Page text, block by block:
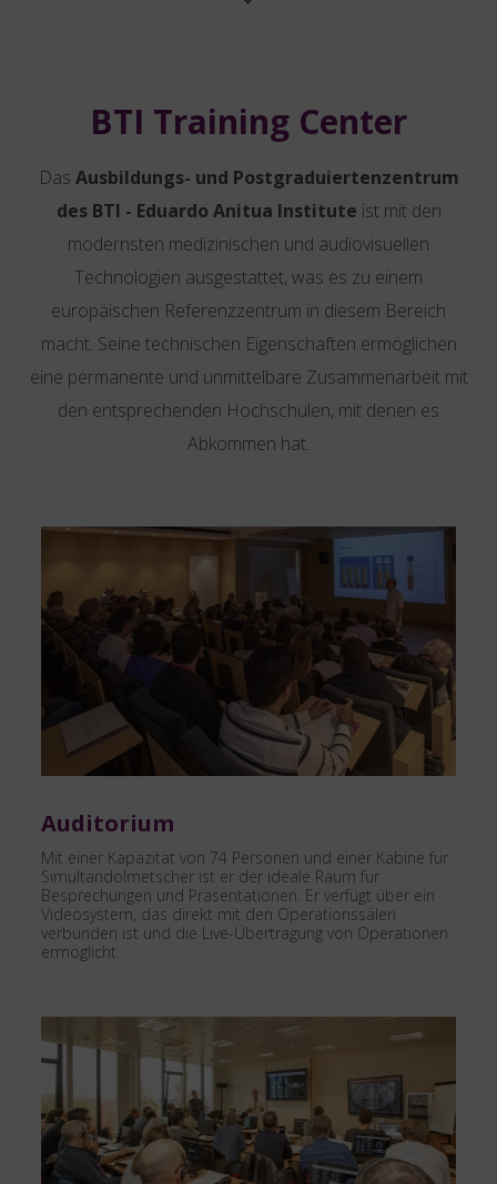
BTI Training Center
Das Ausbildungs- und Postgraduiertenzentrum
des BTI - Eduardo Anitua Institute ist mit den
modernsten medizinischen und audiovisuellen
Technologien ausgestattet, was es zu einem
europäischen Referenzzentrum in diesem Bereich
macht. Seine technischen Eigenschaften ermöglichen
eine permanente und unmittelbare Zusammenarbeit mit
den entsprechenden Hochschulen, mit denen es
Abkommen hat.
Auditorium
Mit einer Kapazität von 74 Personen und einer Kabine für
Simultandolmetscher ist er der ideale Raum für
Besprechungen und Präsentationen. Er verfügt über ein
Videosystem, das direkt mit den Operationssälen
verbunden ist und die Live-Übertragung von Operationen
ermöglicht.